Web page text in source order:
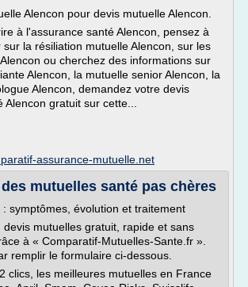
Alencon pour devis mutuelle Alencon.
à l'assurance santé Alencon, pensez à
la résiliation mutuelle Alencon, sur les
ou cherchez des informations sur
Alencon, la mutuelle senior Alencon, la
Alencon, demandez votre devis
gratuit sur cette...
assurance-mutuelle.net
mutuelles santé pas chères
symptômes, évolution et traitement
devis mutuelles gratuit, rapide et sans
à « Comparatif-Mutuelles-Sante.fr ».
remplir le formulaire ci-dessous.
clics, les meilleures mutuelles en France